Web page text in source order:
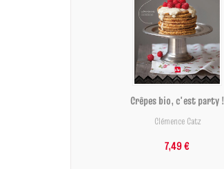
Crêpes bio, c'est party !
Clémence Catz
7,49 €